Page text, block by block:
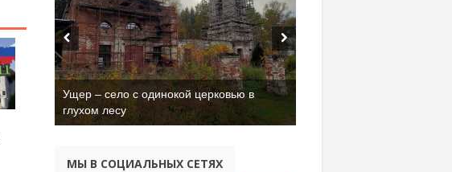
Ущер – село с одинокой церковью в
глухом лесу
МЫ В СОЦИАЛЬНЫХ СЕТЯХ